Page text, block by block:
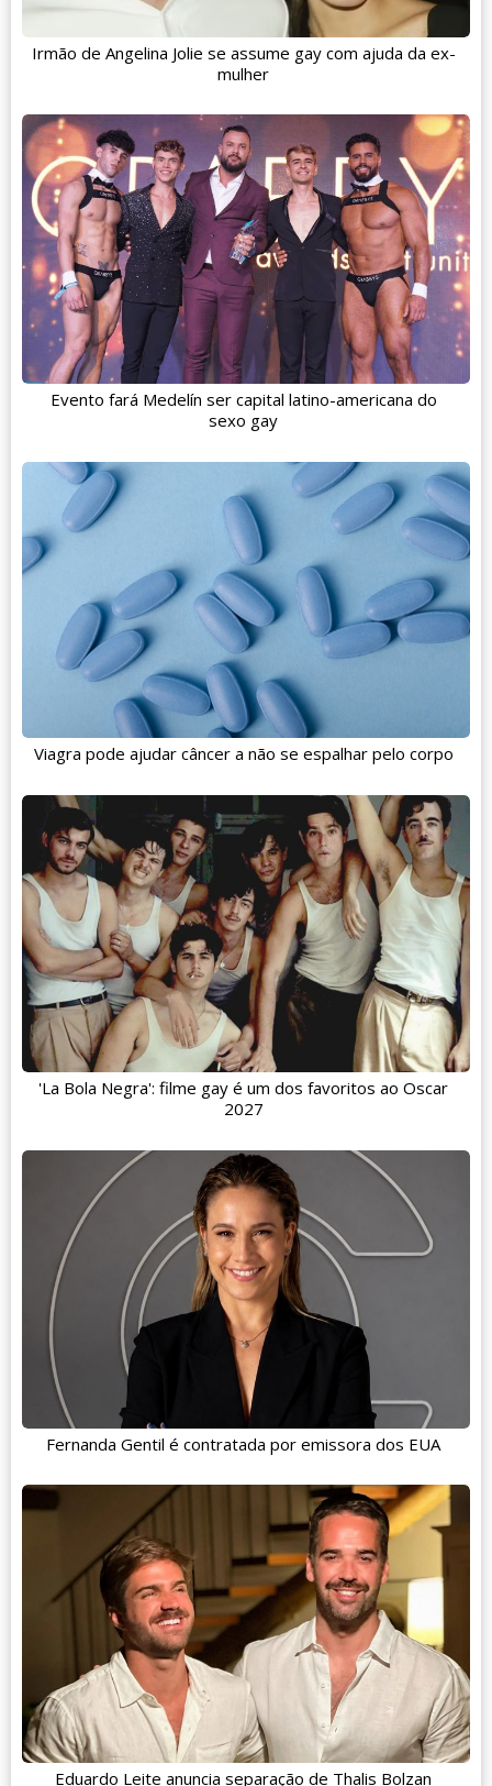
Irmão de Angelina Jolie se assume gay com ajuda da ex-
mulher
Evento fará Medelín ser capital latino-americana do
sexo gay
Viagra pode ajudar câncer a não se espalhar pelo corpo
'La Bola Negra': filme gay é um dos favoritos ao Oscar
2027
Fernanda Gentil é contratada por emissora dos EUA
Eduardo Leite anuncia separação de Thalis Bolzan